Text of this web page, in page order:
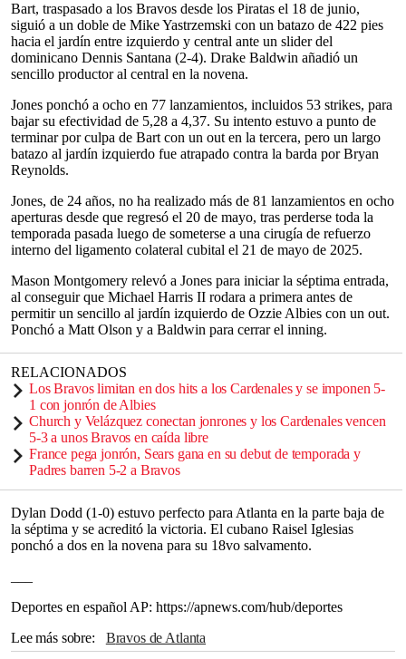
Bart, traspasado a los Bravos desde los Piratas el 18 de junio,
siguió a un doble de Mike Yastrzemski con un batazo de 422 pies
hacia el jardín entre izquierdo y central ante un slider del
dominicano Dennis Santana (2-4). Drake Baldwin añadió un
sencillo productor al central en la novena.
Jones ponchó a ocho en 77 lanzamientos, incluidos 53 strikes, para
bajar su efectividad de 5,28 a 4,37. Su intento estuvo a punto de
terminar por culpa de Bart con un out en la tercera, pero un largo
batazo al jardín izquierdo fue atrapado contra la barda por Bryan
Reynolds.
Jones, de 24 años, no ha realizado más de 81 lanzamientos en ocho
aperturas desde que regresó el 20 de mayo, tras perderse toda la
temporada pasada luego de someterse a una cirugía de refuerzo
interno del ligamento colateral cubital el 21 de mayo de 2025.
Mason Montgomery relevó a Jones para iniciar la séptima entrada,
al conseguir que Michael Harris II rodara a primera antes de
permitir un sencillo al jardín izquierdo de Ozzie Albies con un out.
Ponchó a Matt Olson y a Baldwin para cerrar el inning.
RELACIONADOS
Los Bravos limitan en dos hits a los Cardenales y se imponen 5-
1 con jonrón de Albies
Church y Velázquez conectan jonrones y los Cardenales vencen
5-3 a unos Bravos en caída libre
France pega jonrón, Sears gana en su debut de temporada y
Padres barren 5-2 a Bravos
Dylan Dodd (1-0) estuvo perfecto para Atlanta en la parte baja de
la séptima y se acreditó la victoria. El cubano Raisel Iglesias
ponchó a dos en la novena para su 18vo salvamento.
Deportes en español AP: https://apnews.com/hub/deportes
Lee más sobre
Bravos de Atlanta